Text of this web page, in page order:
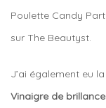
Poulette Candy
sur The Beautyst.
J’ai également eu
Vinaigre de